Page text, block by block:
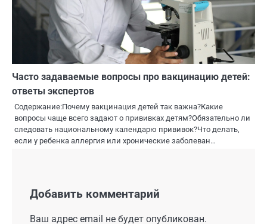
Часто задаваемые вопросы про вакцинацию детей:
ответы экспертов
Содержание:Почему вакцинация детей так важна?Какие
вопросы чаще всего задают о прививках детям?Обязательно ли
следовать национальному календарю прививок?Что делать,
если у ребенка аллергия или хронические заболеван…
Добавить комментарий
Ваш адрес email не будет опубликован.